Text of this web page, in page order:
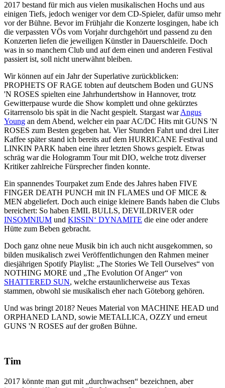
2017 bestand für mich aus vielen musikalischen Hochs und aus
einigen Tiefs, jedoch weniger vor dem CD-Spieler, dafür umso mehr
vor der Bühne. Bevor im Frühjahr die Konzerte losgingen, habe ich
die verpassten VÖs vom Vorjahr durchgehört und passend zu den
Konzerten liefen die jeweiligen Künstler in Dauerschleife. Doch
was in so manchem Club und auf dem einen und anderen Festival
passiert ist, soll nicht unerwähnt bleiben.
Wir können auf ein Jahr der Superlative zurückblicken:
PROPHETS OF RAGE tobten auf deutschem Boden und GUNS
'N ROSES spielten eine Jahrhundertshow in Hannover, trotz
Gewitterpause wurde die Show komplett und ohne gekürztes
Gitarrensolo bis spät in die Nacht gespielt. Stargast warAngus
Young an dem Abend, welcher ein paar AC/DC Hits mit GUNS 'N
ROSES zum Besten gegeben hat. Vier Stunden Fahrt und drei Liter
Kaffee später stand ich bereits auf dem HURRICANE Festival und
LINKIN PARK haben eine ihrer letzten Shows gespielt. Etwas
schräg war die Hologramm Tour mit DIO, welche trotz diverser
Kritiker zahlreiche Fürsprecher finden konnte.
Ein spannendes Tourpaket zum Ende des Jahres haben FIVE
FINGER DEATH PUNCH mit IN FLAMES und OF MICE &
MEN abgeliefert. Doch auch einige kleinere Bands haben die Clubs
bereichert: So haben EMIL BULLS, DEVILDRIVER oder
INSOMNIUM und KISSIN‘ DYNAMITE die eine oder andere
Hütte zum Beben gebracht.
Doch ganz ohne neue Musik bin ich auch nicht ausgekommen, so
bilden musikalisch zwei Veröffentlichungen den Rahmen meiner
diesjährigen Spotify Playlist: „The Stories We Tell Ourselves“ von
NOTHING MORE und „The Evolution Of Anger“ von
SHATTERED SUN, welche erstaunlicherweise aus Texas
stammen, obwohl sie musikalisch eher nach Göteborg gehören.
Und was bringt 2018? Neues Material von MACHINE HEAD und
ORPHANED LAND, sowie METALLICA, OZZY und erneut
GUNS 'N ROSES auf der großen Bühne.
Tim
2017 könnte man gut mit „durchwachsen“ bezeichnen, aber